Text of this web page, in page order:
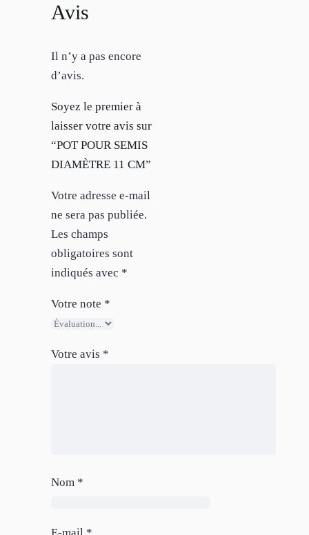
Avis
Il n’y a pas encore
d’avis.
Soyez le premier à
laisser votre avis sur
“POT POUR SEMIS
DIAMÈTRE 11 CM”
Votre adresse e-mail
ne sera pas publiée.
Les champs
obligatoires sont
indiqués avec *
Votre note *
Votre avis *
Nom *